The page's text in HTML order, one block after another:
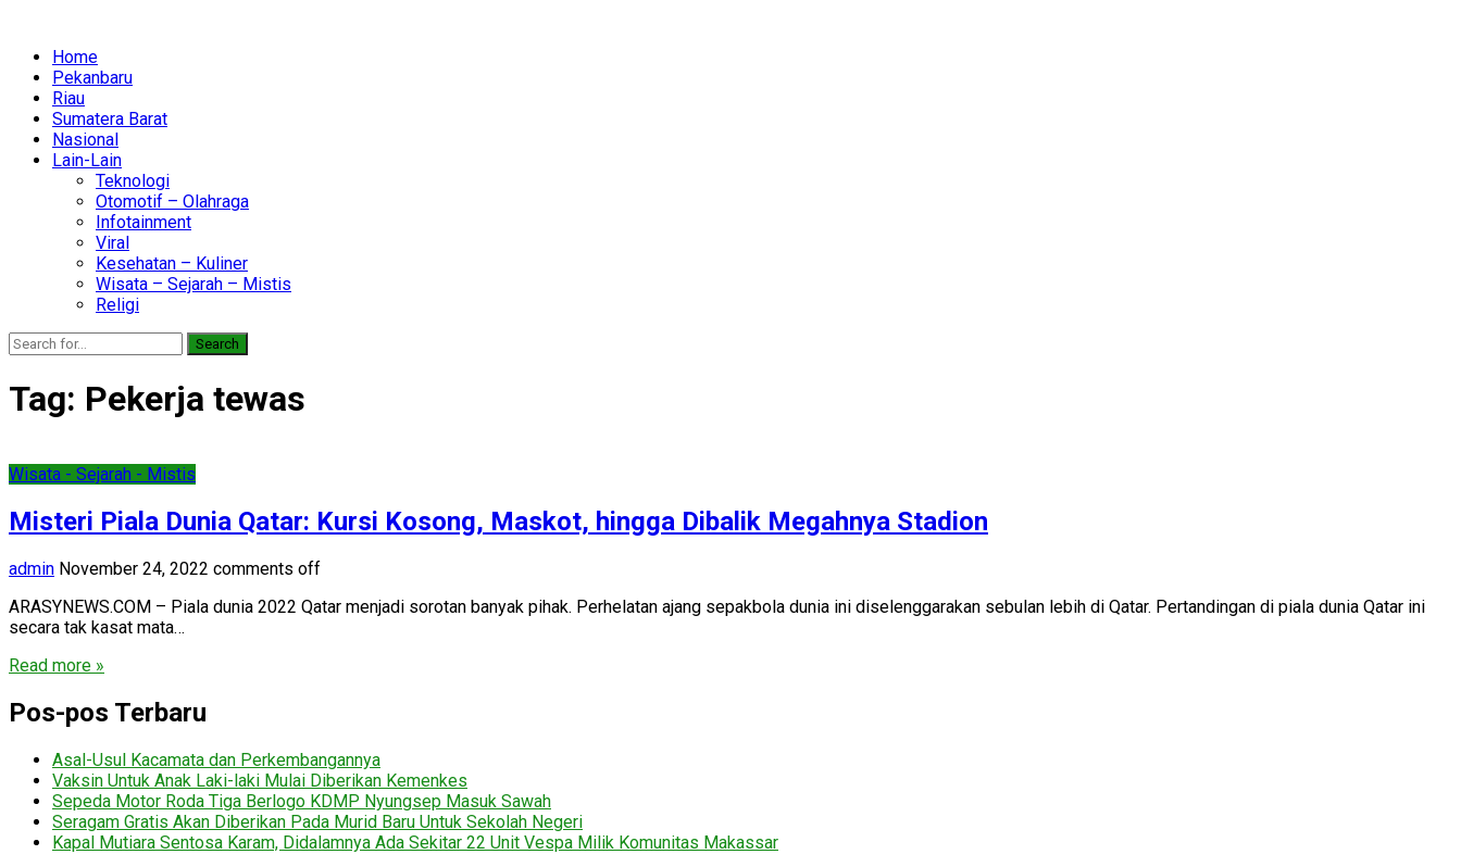
Home
Pekanbaru
Riau
Sumatera Barat
Nasional
Lain-Lain
Teknologi
Otomotif – Olahraga
Infotainment
Viral
Kesehatan – Kuliner
Wisata – Sejarah – Mistis
Religi
Search
Tag: Pekerja tewas
Wisata - Sejarah - Mistis
Misteri Piala Dunia Qatar: Kursi Kosong, Maskot, hingga Dibalik Megahnya Stadion
admin November 24, 2022 comments off
ARASYNEWS.COM – Piala dunia 2022 Qatar menjadi sorotan banyak pihak. Perhelatan ajang sepakbola dunia ini diselenggarakan sebulan lebih di Qatar. Pertandingan di piala dunia Qatar ini
secara tak kasat mata…
Read more »
Pos-pos Terbaru
Asal-Usul Kacamata dan Perkembangannya
Vaksin Untuk Anak Laki-laki Mulai Diberikan Kemenkes
Sepeda Motor Roda Tiga Berlogo KDMP Nyungsep Masuk Sawah
Seragam Gratis Akan Diberikan Pada Murid Baru Untuk Sekolah Negeri
Kapal Mutiara Sentosa Karam, Didalamnya Ada Sekitar 22 Unit Vespa Milik Komunitas Makassar